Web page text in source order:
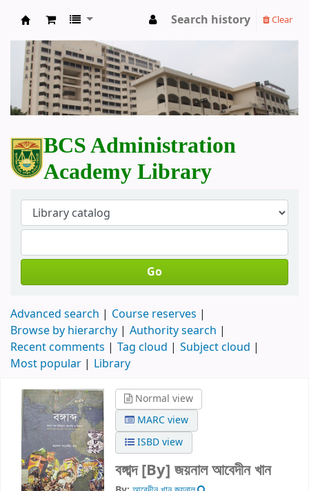
BCS Administration Academy Library
Search history Clear
BCS Administration
Academy Library
Go
Advanced search
Course reserves
Browse by hierarchy
Authority search
Recent comments
Tag cloud
Subject cloud
Most popular
Library
Normal view
MARC view
ISBD view
বঙ্গাব্দ[By] জয়নাল আবেদীন খান